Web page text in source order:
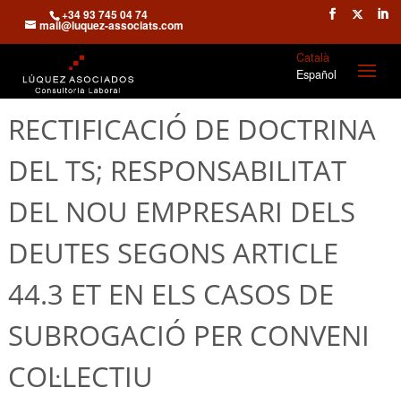
+34 93 745 04 74
mail@luquez-associats.com
Català
Español
RECTIFICACIÓ DE DOCTRINA
DEL TS; RESPONSABILITAT
DEL NOU EMPRESARI DELS
DEUTES SEGONS ARTICLE
44.3 ET EN ELS CASOS DE
SUBROGACIÓ PER CONVENI
COL·LECTIU